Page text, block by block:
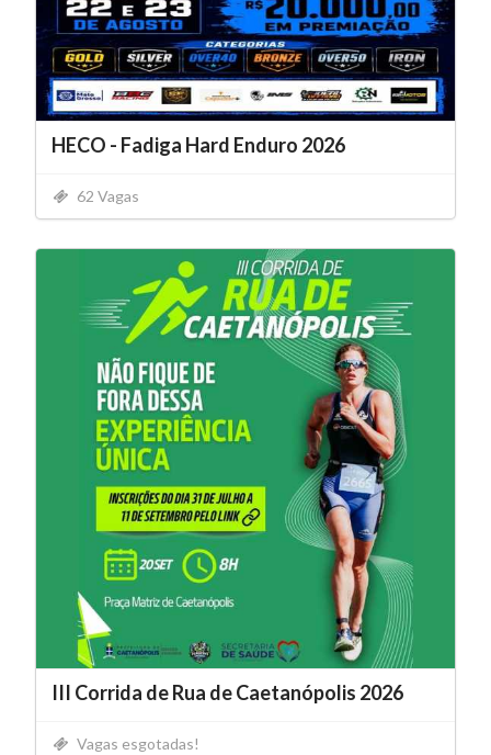
HECO - Fadiga Hard Enduro 2026
62 Vagas
III Corrida de Rua de Caetanópolis 2026
Vagas esgotadas!